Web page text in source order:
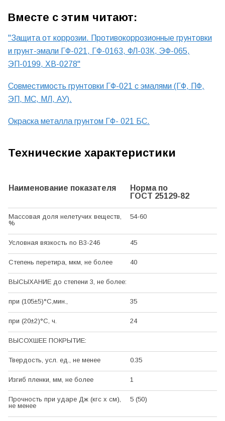
Вместе с этим читают:
"Защита от коррозии. Противокоррозионные грунтовки
и грунт-эмали ГФ-021, ГФ-0163, ФЛ-03К, ЭФ-065,
ЭП-0199, ХВ-0278"
Совместимость грунтовки ГФ-021 с эмалями (ГФ, ПФ,
ЭП, МС, МЛ, АУ).
Окраска металла грунтом ГФ- 021 БС.
Технические характеристики
Наименование показателя
Норма по
ГОСТ 25129-82
Массовая доля нелетучих веществ,
%
54-60
Условная вязкость no B3-246 45
Степень перетира, мкм, не более 40
ВЫСЫХАНИЕ до степени 3, не более:
при (105±5)°С,мин., 35
при (20±2)°С, ч. 24
ВЫСОХШЕЕ ПОКРЫТИЕ:
Твердость, усл. ед., не менее 0.35
Изгиб пленки, мм, не более 1
Прочность при ударе Дж (кгс х см),
не менее
5 (50)